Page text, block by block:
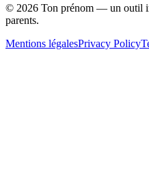
© 2026 Ton prénom — un outil
parents.
Mentions légalesPrivacy Policy